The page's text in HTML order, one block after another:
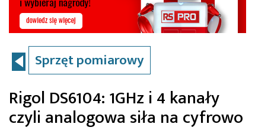
Sprzęt pomiarowy
Rigol DS6104: 1GHz i 4 kanały
czyli analogowa siła na cyfrowo